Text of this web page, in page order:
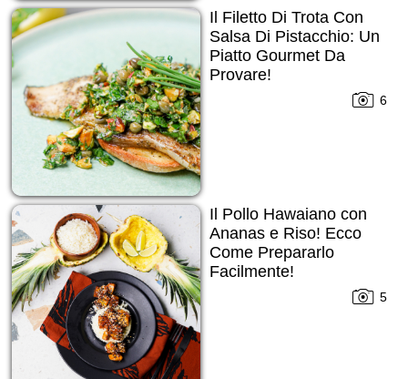
Il Filetto Di Trota Con
Salsa Di Pistacchio: Un
Piatto Gourmet Da
Provare!
6
Il Pollo Hawaiano con
Ananas e Riso! Ecco
Come Prepararlo
Facilmente!
5